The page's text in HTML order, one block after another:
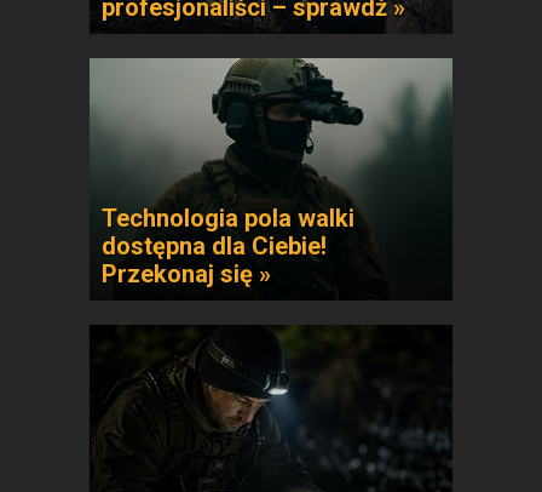
profesjonaliści – sprawdź »
Technologia pola walki
dostępna dla Ciebie!
Przekonaj się »